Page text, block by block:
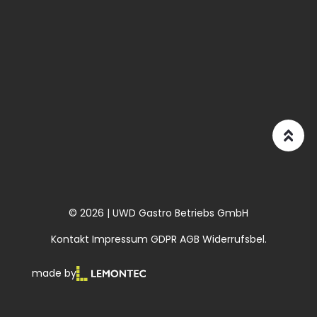
© 2026 | UWD Gastro Betriebs GmbH
Kontakt Impressum GDPR AGB Widerrufsbel.
made by